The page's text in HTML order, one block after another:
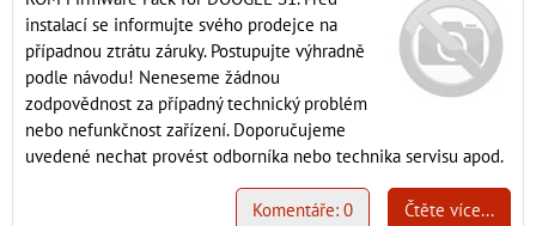
instalací se informujte svého prodejce na
případnou ztrátu záruky. Postupujte výhradně
podle návodu! Neneseme žádnou
zodpovědnost za případný technický problém
nebo nefunkčnost zařízení. Doporučujeme
uvedené nechat provést odborníka nebo technika servisu apod.
Čtěte více...
Komentáře: 0